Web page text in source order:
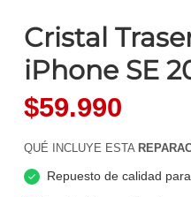
Cristal
iPhone SE
$59.990
QUÉ INCLUYE ESTA
Repuesto de calidad